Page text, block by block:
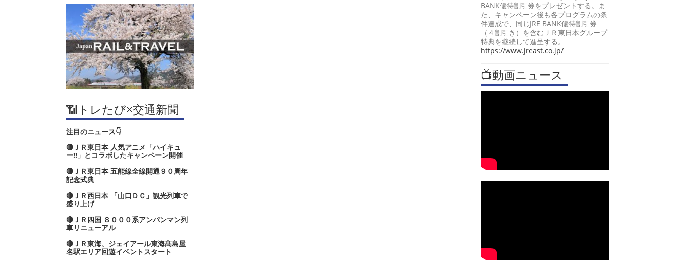
📶トレたび×交通新聞
注目のニュース👇
🔴ＪＲ東日本 人気アニメ「ハイキュ
ー‼」とコラボしたキャンペーン開催
🔴ＪＲ東日本 五能線全線開通９０周年
記念式典
🔴ＪＲ西日本 「山口ＤＣ」観光列車で
盛り上げ
🔴ＪＲ四国 ８０００系アンパンマン列
車リニューアル
🔴ＪＲ東海、ジェイアール東海髙島屋
名駅エリア回遊イベントスタート
BANK優待割引券をプレゼントする。ま
た、キャンペーン後も各プログラムの条
件達成で、同じJRE BANK優待割引券
（４割引き）を含むＪＲ東日本グループ
特典を継続して進呈する。
https://www.jreast.co.jp/
📺動画ニュース